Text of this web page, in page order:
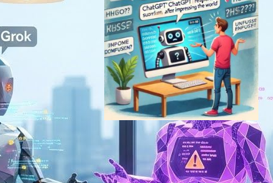
ChatGPT混乱: 世界を驚かせ
た直後に意味不明な回答を提
供
AI（人工知能）ニュース